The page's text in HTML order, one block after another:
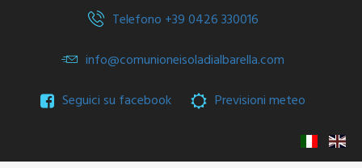
Telefono +39 0426 330016
info@comunioneisoladialbarella.com
Seguici su facebook
Previsioni meteo